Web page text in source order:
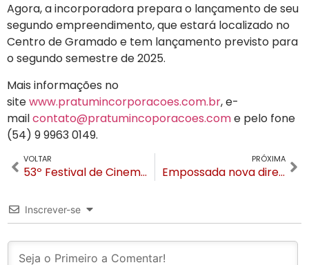
Agora, a incorporadora prepara o lançamento de seu
segundo empreendimento, que estará localizado no
Centro de Gramado e tem lançamento previsto para
o segundo semestre de 2025.
Mais informações no
sitewww.pratumincorporacoes.com.br, e-
mailcontato@pratumincoporacoes.come pelo fone
(54) 9 9963 0149.
VOLTAR
53º Festival de Cinema de Gramado bate recorde de inscrições
PRÓXIMA
Empossada nova diretoria do Conselho do Plano Diretor de Gramado
Inscrever-se